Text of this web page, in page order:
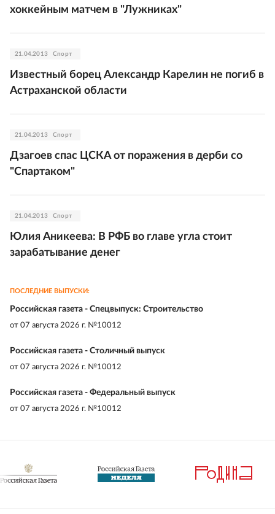
хоккейным матчем в "Лужниках"
21.04.2013 Спорт
Известный борец Александр Карелин не погиб в
Астраханской области
21.04.2013 Спорт
Дзагоев спас ЦСКА от поражения в дерби со
"Спартаком"
21.04.2013 Спорт
Юлия Аникеева: В РФБ во главе угла стоит
зарабатывание денег
ПОСЛЕДНИЕ ВЫПУСКИ:
Российская газета - Спецвыпуск: Строительство
от 07 августа 2026 г. №10012
Российская газета - Столичный выпуск
от 07 августа 2026 г. №10012
Российская газета - Федеральный выпуск
от 07 августа 2026 г. №10012